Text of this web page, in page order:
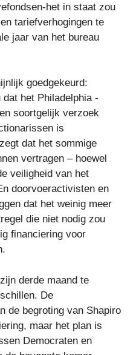
het in staat zou
tariefverhogingen te
jaar van het bureau
goedgekeurd:
het Philadelphia -
soortgelijk verzoek
is
dat het sommige
vertragen – hoewel
veiligheid van het
doorvoeractivisten en
dat het weinig meer
die niet nodig zou
financiering voor
derde maand te
De
de begroting van Shapiro
maar het plan is
Democraten en